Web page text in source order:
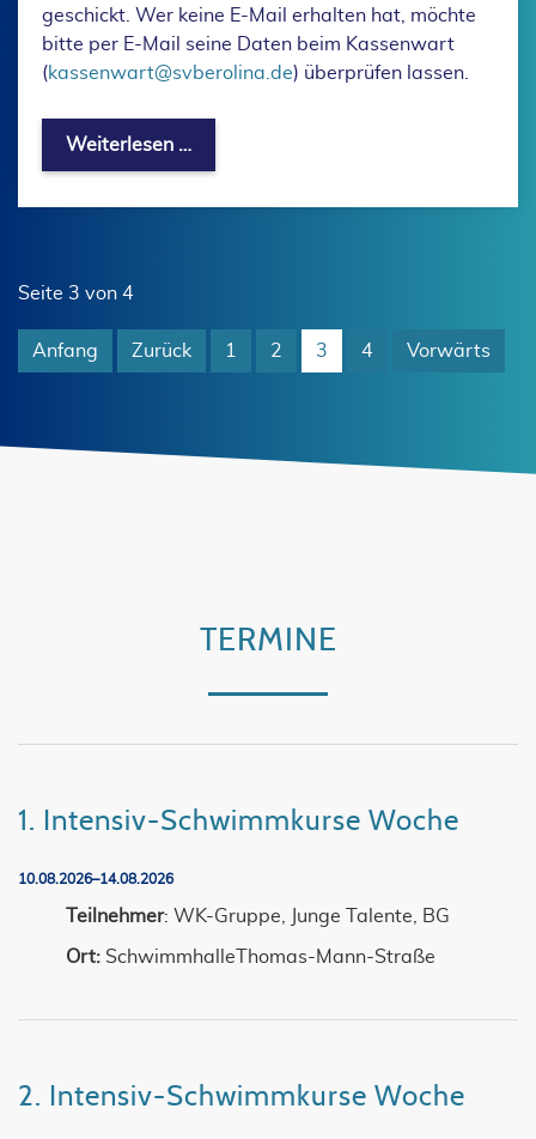
geschickt. Wer keine E-Mail erhalten hat, möchte
bitte per E-Mail seine Daten beim Kassenwart
(kassenwart@svberolina.de) überprüfen lassen.
Weiterlesen …
Seite 3 von 4
Anfang Zurück 1 2 3 4 Vorwärts
TERMINE
1. Intensiv-Schwimmkurse Woche
10.08.2026–14.08.2026
Teilnehmer: WK-Gruppe, Junge Talente, BG
Ort: SchwimmhalleThomas-Mann-Straße
2. Intensiv-Schwimmkurse Woche